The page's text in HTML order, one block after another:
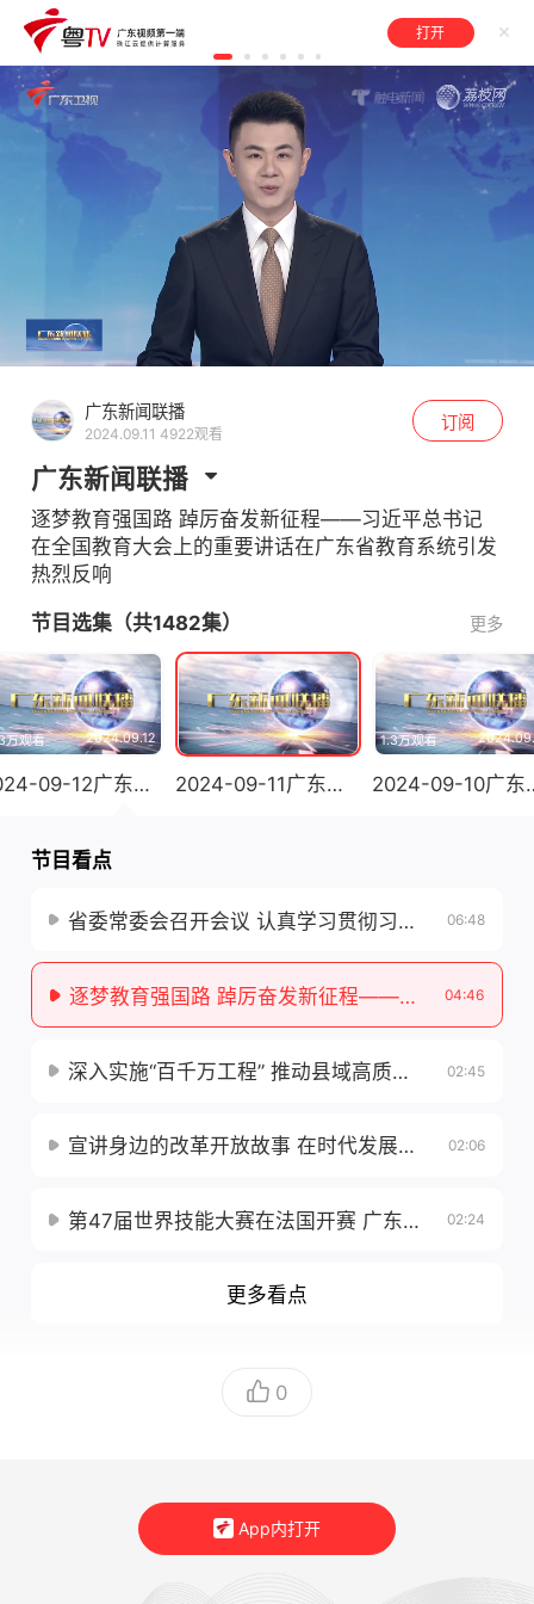
广东新闻联播
2024.09.11 4922观看
订阅
广东新闻联播
逐梦教育强国路 踔厉奋发新征程——习近平总书记
在全国教育大会上的重要讲话在广东省教育系统引发
热烈反响
节目选集（共1482集） 更多
万观看 2024.09.12
2024-09-12广东新闻联播 2024-09-11广东新闻联播
1.3万观看
2024-
节目看点
省委常委会召开会议 认真学习贯彻习近平法治思想和习近平总书记重要讲话精神 研究推进法治广东建设、教育高质量发展、整治形式主义为基层减负等工作 黄坤明主持会议 06:48
逐梦教育强国路 踔厉奋发新征程——习近平总书记在全国教育大会上的重要讲话在广东省教育系统引发热烈反响 04:46
深入实施“百千万工程” 推动县域高质量发展 02:45
宣讲身边的改革开放故事 在时代发展中实现自我价值 02:06
第47届世界技能大赛在法国开赛 广东技能健儿扛大旗展风采 02:24
更多看点
0
App内打开
打开